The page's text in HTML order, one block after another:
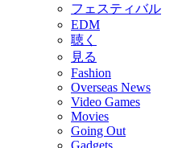
フェスティバル
EDM
聴く
見る
Fashion
Overseas News
Video Games
Movies
Going Out
Gadgets